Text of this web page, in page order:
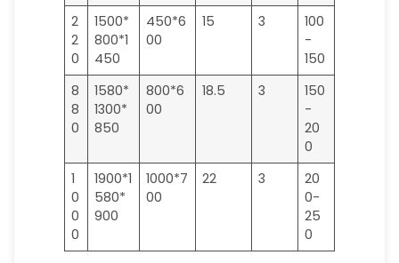
2
2
0
1500*
800*1
450
450*6
00
15 3
100
-
150
8
8
0
1580*
1300*
850
800*6
00
18.5 3
150
-
20
0
1
0
0
0
1900*1
580*
900
1000*7
00
22 3
20
0-
25
0